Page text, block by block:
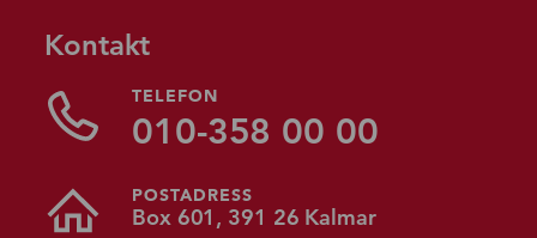
Kontakt
TELEFON
010-358 00 00
POSTADRESS
Box 601, 391 26 Kalmar